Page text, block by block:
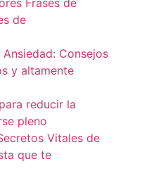
de
Consejos
y altamente
reducir la
pleno
Vitales de
que te